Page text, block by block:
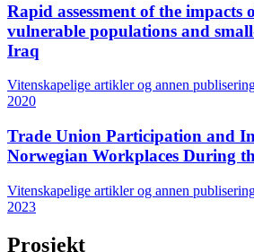
Rapid assessment of the impacts
vulnerable populations and
Iraq
Vitenskapelige artikler og annen
2020
Trade Union Participation and
Norwegian Workplaces During
Vitenskapelige artikler og annen
2023
Prosjekt